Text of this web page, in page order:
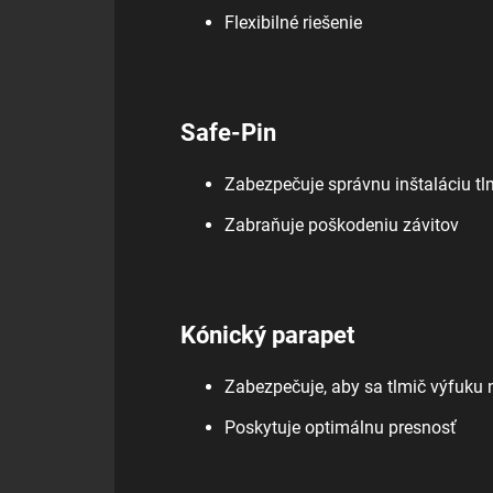
Flexibilné riešenie
Safe-Pin
Zabezpečuje správnu inštaláciu
Zabraňuje poškodeniu závitov
Kónický parapet
Zabezpečuje, aby sa tlmič výfuku
Poskytuje optimálnu presnosť